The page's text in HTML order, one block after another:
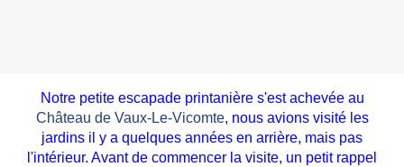
Notre petite escapade printanière s'est achevée au
Château de Vaux-Le-Vicomte, nous avions visité les
jardins il y a quelques années en arrière, mais pas
l'intérieur. Avant de commencer la visite, un petit rappel